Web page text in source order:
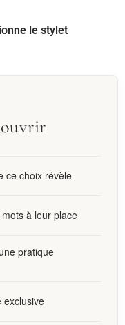
le stylet
ce choix révèle
à leur place
pratique
exclusive